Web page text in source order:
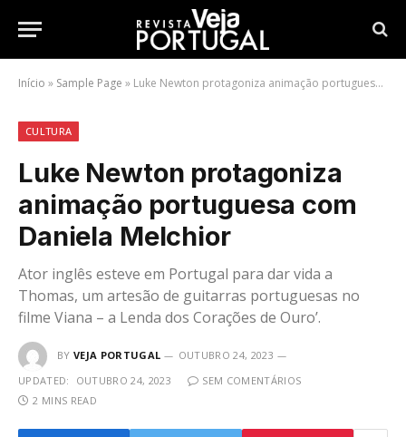
Início » Sample Page » Luke Newton protagoniza animação portuguesa com Daniela Melchior
CULTURA
Luke Newton protagoniza
animação portuguesa com
Daniela Melchior
Ator inglês esteve em Portugal para dar vida a
Thomas, um artesão de guitarras portuguesas no
filme Viana – a Lenda dos Corações de Ouro’.
BY VEJA PORTUGAL
OUTUBRO 24, 2023
UPDATED:
OUTUBRO 24, 2023
SEM COMENTÁRIOS
2 MINS READ